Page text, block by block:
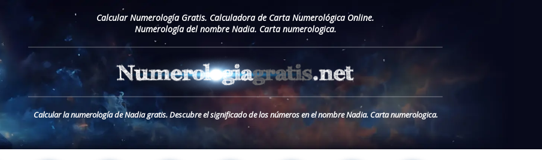
Calcular Numerología Gratis. Calculadora de Carta Numerológica Online.
Numerología del nombre Nadia. Carta numerologica.
Calcular la numerología de Nadia gratis. Descubre el significado de los números en el nombre Nadia. Carta numerologica.